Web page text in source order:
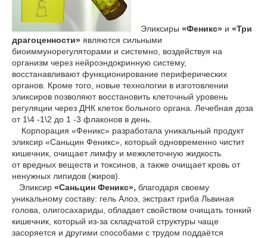
Эликсиры «Феникс» и «Три
драгоценности» являются сильными
биоиммунорегуляторами и системно, воздействуя на
организм через нейроэндокринную систему,
восстанавливают функционирование периферических
органов. Кроме того, новые технологии в изготовлении
эликсиров позволяют восстановить клеточный уровень
регуляции через ДНК клеток больного органа. Лечебная доза
от 1\4 -1\2 до 1 -3 флаконов в день.
Корпорация «Феникс» разработала уникальный продукт
эликсир «Саньцин Феникс», который одновременно чистит
кишечник, очищает лимфу и межклеточную жидкость
от вредных веществ и токсинов, а также очищает кровь от
ненужных липидов (жиров).
Эликсир «Саньцин Феникс», благодаря своему
уникальному составу: гель Алоэ, экстракт гриба Львиная
голова, олигосахариды, обладает свойством очищать тонкий
кишечник, который из-за складчатой структуры чаще
засоряется и другими способами с трудом поддаётся